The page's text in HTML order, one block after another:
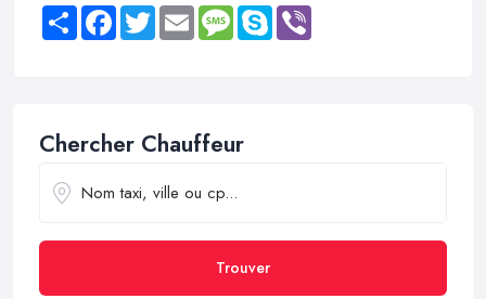
Share FacebookTwitter Email MessageSkype
Chercher Chauffeur
Trouver